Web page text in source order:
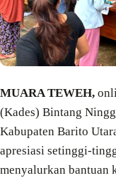
MUARA TEWEH,
(Kades) Bintang
Kabupaten Barito
apresiasi setinggi-
menyalurkan bantuan